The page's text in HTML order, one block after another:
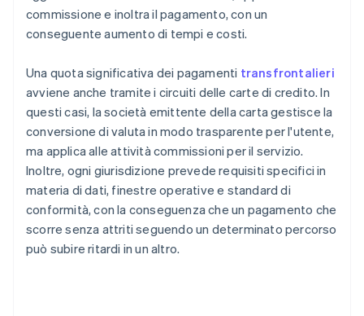
commissione e inoltra il pagamento, con un
conseguente aumento di tempi e costi.
Una quota significativa dei pagamenti transfrontalieri
avviene anche tramite i circuiti delle carte di credito. In
questi casi, la società emittente della carta gestisce la
conversione di valuta in modo trasparente per l'utente,
ma applica alle attività commissioni per il servizio.
Inoltre, ogni giurisdizione prevede requisiti specifici in
materia di dati, finestre operative e standard di
conformità, con la conseguenza che un pagamento che
scorre senza attriti seguendo un determinato percorso
può subire ritardi in un altro.